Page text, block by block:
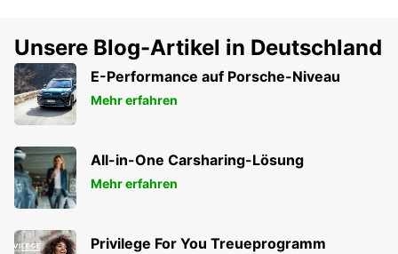
Unsere Blog-Artikel in Deutschland
E-Performance auf Porsche-Niveau
Mehr erfahren
All-in-One Carsharing-Lösung
Mehr erfahren
Privilege For You Treueprogramm